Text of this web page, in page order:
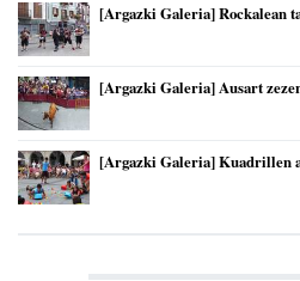
[Argazki Galeria] Rockalean
[Argazki Galeria] Ausart
[Argazki Galeria] Kuadrillen